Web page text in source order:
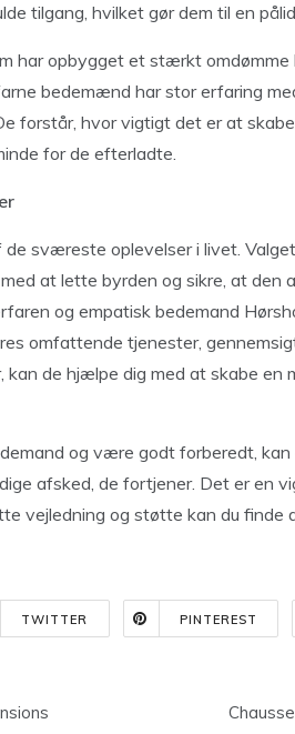
tilgang, hvilket gør dem til en
har opbygget et stærkt
bedemænd har stor erfaring
forstår, hvor vigtigt det er at
for de efterladte.
sværeste oplevelser i livet.
at lette byrden og sikre, at
og empatisk bedemand
omfattende tjenester,
kan de hjælpe dig med at skabe en
og være godt forberedt, kan
afsked, de fortjener. Det er en
vejledning og støtte kan du finde
TWITTER PINTEREST